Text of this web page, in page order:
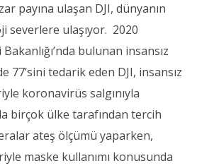
payına ulaşan DJI, dünyanın
severlere ulaşıyor. 2020
bulunan insansız
77’sini tedarik eden DJI, insansız
koronavirüs salgınıyla
birçok ülke tarafından tercih
ateş ölçümü yaparken,
maske kullanımı konusunda